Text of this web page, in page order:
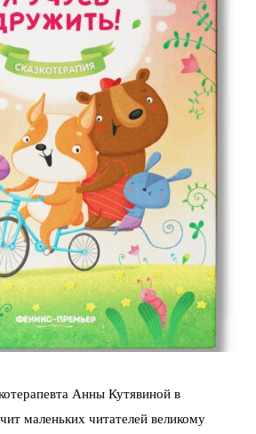
Анны Кутявиной в
маленьких читателей великому